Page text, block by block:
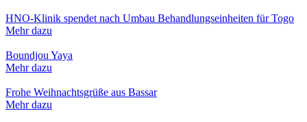
HNO-Klinik spendet nach Umbau Behandlungseinheiten für Togo
Mehr dazu
Boundjou Yaya
Mehr dazu
Frohe Weihnachtsgrüße aus Bassar
Mehr dazu